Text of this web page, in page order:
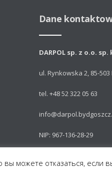
Dane
DARPOL sp. z o.o. sp.
ul. Rynkowska 2, 85-
tel. +48 52 322 05 63
NIP: 967-136-28-29
можете отказаться, если